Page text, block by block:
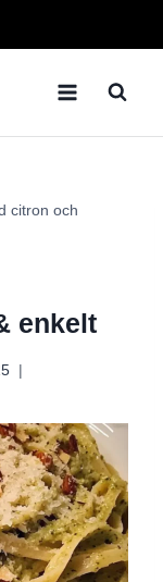
citron och
enkelt